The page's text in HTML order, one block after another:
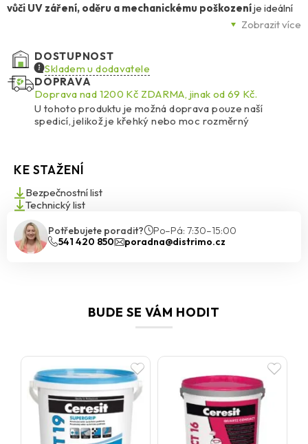
Zobrazit více
vůči UV záření, oděru a mechanickému poškozeníje ideální
volbou pro plochy se zvýšeným zatížením – ať už se jedná o
Jejítransparentní akrylové pojivo s barevným křemičitým
kamenivem o zrnitosti 1,4–2,0 mm
trvanlivý vzhled. Omítka se snadno aplikuje nerezovým
hladítkem, dobře se roztírá i vyhlazuje a po vytvrdnutí jeodolná
vůči znečištění a velmi snadno se udržuje .
K dispozici je 48 standardních odstínů
HBW ≥ 25 % doporučujeme pro větší plochy.
odstíny se hodí zejména pro menší architektonické
detaily. Díky speciální
brání růstu plísní, řas a hub, a to i ve vlhkém prostředí.
Ceresit CT 77 je vhodná pro různé podklady –
vysokou odolnost, snadnou údržbu a reprezentativní
DOSTUPNOST
Skladem u dodavatele
DOPRAVA
Doprava nad 1200 Kč ZDARMA, jinak od 69 Kč.
U tohoto produktu je možná doprava pouze naší
spedicí, jelikož je křehký nebo moc rozměrný
KE STAŽENÍ
Bezpečnostní list
Technický list
Potřebujete poradit?
Po–Pá: 7:30–15:00
541 420 850
poradna@distrimo.cz
BUDE SE VÁM HODIT